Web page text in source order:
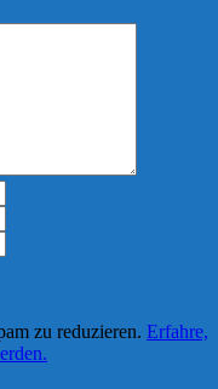
zu reduzieren. Erfahre,